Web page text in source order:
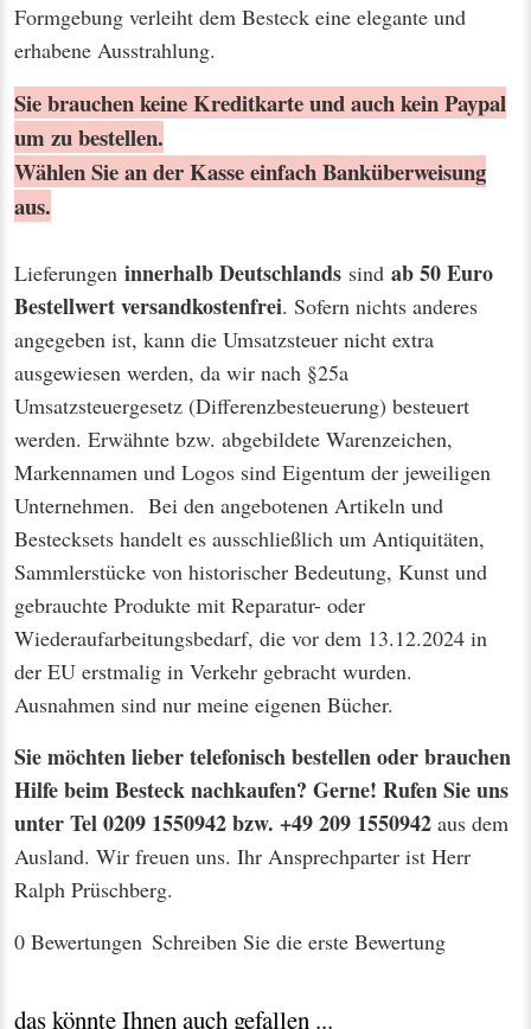
Formgebung verleiht dem Besteck eine elegante und
erhabene Ausstrahlung.
Sie brauchen keine Kreditkarte und auch kein Paypal
um zu bestellen.
Wählen Sie an der Kasse einfach Banküberweisung
aus.
Lieferungen innerhalb Deutschlands sind ab 50 Euro
Bestellwertversandkostenfrei. Sofern nichts anderes
angegeben ist, kann die Umsatzsteuer nicht extra
ausgewiesen werden, da wir nach §25a
Umsatzsteuergesetz (Differenzbesteuerung) besteuert
werden. Erwähnte bzw. abgebildete Warenzeichen,
Markennamen und Logos sind Eigentum der jeweiligen
Unternehmen. Bei den angebotenen Artikeln und
Bestecksets handelt es ausschließlich um Antiquitäten,
Sammlerstücke von historischer Bedeutung, Kunst und
gebrauchte Produkte mit Reparatur- oder
Wiederaufarbeitungsbedarf, die vor dem 13.12.2024 in
der EU erstmalig in Verkehr gebracht wurden.
Ausnahmen sind nur meine eigenen Bücher.
Sie möchten lieber telefonisch bestellen oder brauchen
Hilfe beim Besteck nachkaufen? Gerne! Rufen Sie uns
unter Tel 0209 1550942 bzw. +49 209 1550942 aus dem
Ausland. Wir freuen uns. Ihr Ansprechparter ist Herr
Ralph Prüschberg.
0 Bewertungen Schreiben Sie die erste Bewertung
das könnte Ihnen auch gefallen ...